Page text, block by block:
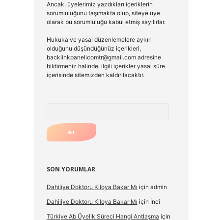
Ancak, üyelerimiz yazdıkları içeriklerin
sorumluluğunu taşımakta olup, siteye üye
olarak bu sorumluluğu kabul etmiş sayılırlar.
Hukuka ve yasal düzenlemelere aykırı
olduğunu düşündüğünüz içerikleri,
backlinkpanelicomtr@gmail.comadresine
bildirmeniz halinde, ilgili içerikler yasal süre
içerisinde sitemizden kaldırılacaktır.
SON YORUMLAR
Dahiliye Doktoru Kiloya Bakar Mı için admin
Dahiliye Doktoru Kiloya Bakar Mı için İnci
Türkiye Ab Üyelik Süreci Hangi Antlaşma için